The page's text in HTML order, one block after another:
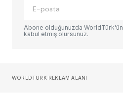
Yorum
Sizin adınız*
Abone olduğunuzda WorldTürk'ün
kabul etmiş olursunuz.
WORLDTURK REKLAM ALANI